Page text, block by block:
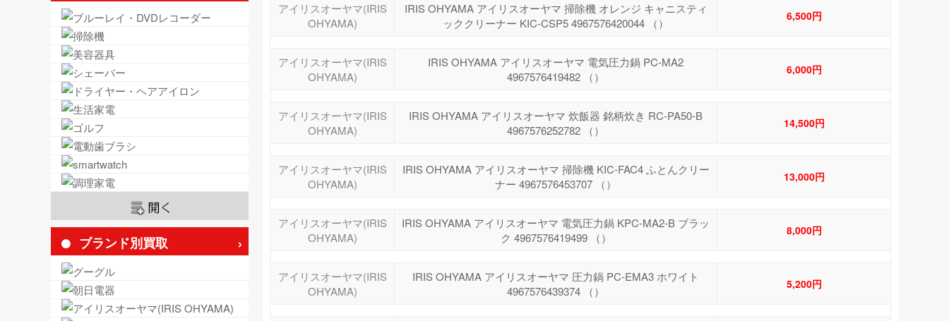
ブランド別買取
アイリスオーヤマ(IRIS
OHYAMA)
IRIS OHYAMA アイリスオーヤマ 掃除機 オレンジ キャニスティ
ッククリーナー KIC-CSP5 4967576420044 （）
6,500円
アイリスオーヤマ(IRIS
OHYAMA)
IRIS OHYAMA アイリスオーヤマ 電気圧力鍋 PC-MA2
4967576419482 （）
6,000円
アイリスオーヤマ(IRIS
OHYAMA)
IRIS OHYAMA アイリスオーヤマ 炊飯器 銘柄炊き RC-PA50-B
4967576252782 （）
14,500円
アイリスオーヤマ(IRIS
OHYAMA)
IRIS OHYAMA アイリスオーヤマ 掃除機 KIC-FAC4 ふとんクリー
ナー 4967576453707 （）
13,000円
アイリスオーヤマ(IRIS
OHYAMA)
IRIS OHYAMA アイリスオーヤマ 電気圧力鍋 KPC-MA2-B ブラッ
ク 4967576419499 （）
8,000円
アイリスオーヤマ(IRIS
OHYAMA)
IRIS OHYAMA アイリスオーヤマ 圧力鍋 PC-EMA3 ホワイト
4967576439374 （）
5,200円